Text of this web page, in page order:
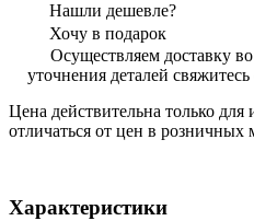
Нашли дешевле?
Хочу в подарок
Осуществляем доставку
уточнения деталей
Цена действительна только
отличаться от цен в розничных
Характеристики